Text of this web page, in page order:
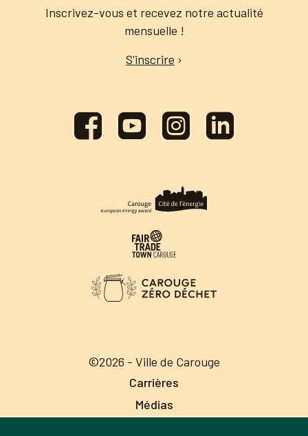
Inscrivez-vous et recevez notre actualité
mensuelle !
S'inscrire ›
©2026 - Ville de Carouge
Carrières
Médias